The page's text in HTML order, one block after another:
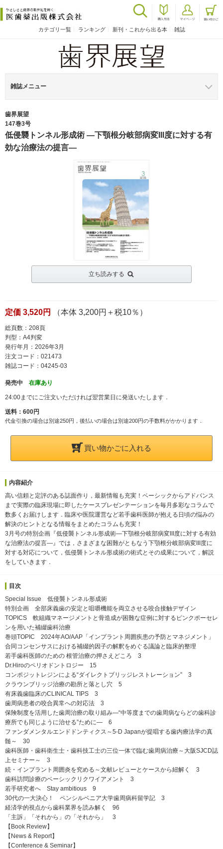
カテゴリ一覧 ランキング 新刊・これから出る本 雑誌
雑誌メニュー
歯界展望
147巻3号
低侵襲トンネル形成術 ―下顎根分岐部病変III度に対する有
効な治療法の提言―
立ち読みする
定価 3,520円 （本体 3,200円＋税10％）
総頁数：208頁
判型：A4判変
発行年月：2026年3月
注文コード：021473
雑誌コード：04245-03
発売中 在庫あり
24:00までにご注文いただければ翌営業日に発送いたします．
送料：600円
代金引換の場合は別途250円，後払いの場合は別途200円の手数料がかかります．
買い物かごに入れる
内容紹介
高い信頼と定評のある誌面作り，最新情報も充実！ベーシックからアドバンス
まで実際の臨床現場に即したケースプレゼンテーションを毎月多彩なコラムで
数多くお届けします．臨床や医院運営など若手歯科医師が抱える日頃の悩みの
解決のヒントとなる情報をまとめたコラムも充実！
3月号の特別企画『低侵襲トンネル形成術―下顎根分岐部病変III度に対する有効
な治療法の提言―』では，さまざまな困難がともなう下顎根分岐部病変III度に
対する対応について，低侵襲トンネル形成術の術式とその成果について，解説
をしていきます．
目次
Special Issue 低侵襲トンネル形成術
特別企画 全部床義歯の安定と咀嚼機能を両立させる咬合接触デザイン
TOPICS 軟組織マネージメントと骨造成が困難な症例に対するピンクポーセレ
ンを用いた補綴歯科治療
巻頭TOPIC 2024年AO/AAP「インプラント周囲疾患の予防とマネジメント」
合同コンセンサスにおける補綴的因子の解釈をめぐる議論と臨床的整理
若手歯科医師のための 根管治療の押さえどころ 3
Dr.Hiroのペリオドントロジー 15
コンポジットレジンによる“ダイレクトブリッジレストレーション” 3
クラウンブリッジ治療の勘所と落とし穴 5
有床義歯臨床のCLINICAL TIPS 3
歯周病患者の咬合異常への対応法 3
保険制度を活用した歯周治療の取り組み―“中等度までの歯周病ならどの歯科診
療所でも同じように治せる”ために― 6
ファンダメンタルエンドドンティクス～5-D Japanが提唱する歯内療法学の真
髄～ 30
歯科医師・歯科衛生士・歯科技工士の三位一体で臨む歯周病治療～大阪SJCD誌
上セミナー～ 3
続・インプラント周囲炎を究める～文献レビューとケースから紐解く 3
歯科訪問診療のベーシックリクワイアメント 3
若手研究者へ Stay ambitious 9
30代の一大決心！ ペンシルベニア大学歯周病科留学記 3
経済学的視点から歯科業界を読み解く 96
「主訴」「それから」の「それから」 3
【Book Review】
【News & Report】
【Conference & Seminar】